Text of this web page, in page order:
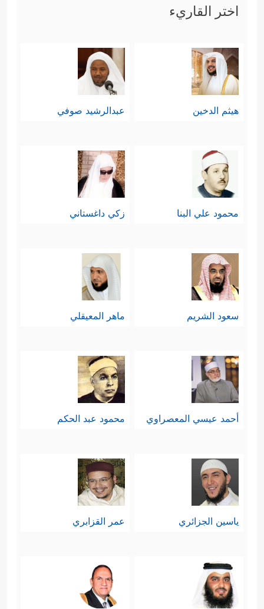
اختر القاريء
هيثم الدخين عبدالرشيد صوفي
محمود علي البنا زكي داغستاني
سعود الشريم ماهر المعيقلي
أحمد عيسي المعصراوي محمود عبد الحكم
ياسين الجزائري عمر القزابري